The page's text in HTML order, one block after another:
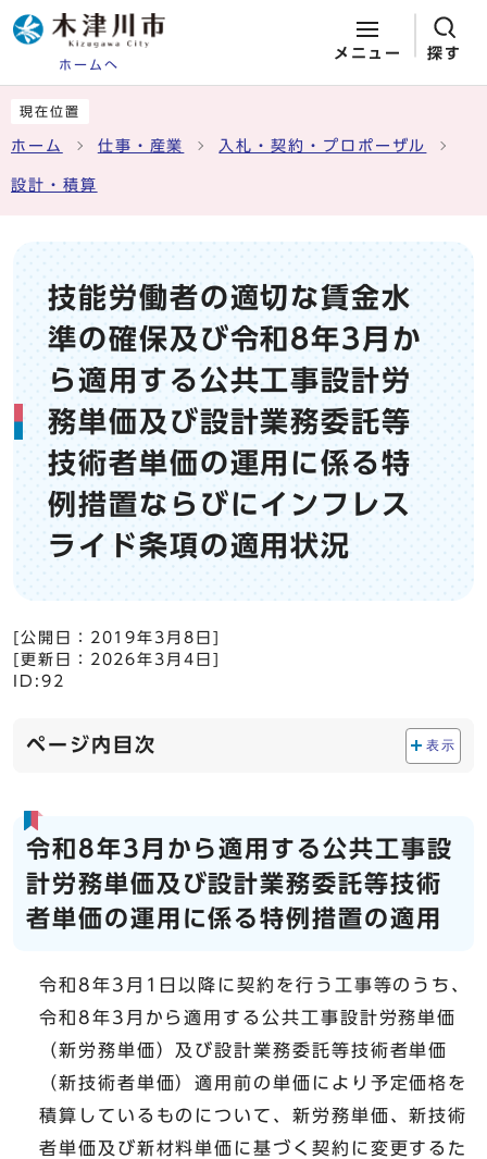
ホームへ
メニュー 探す
現在位置
ホーム 仕事・産業 入札・契約・プロポーザル
設計・積算
技能労働者の適切な賃金水
準の確保及び令和8年3月か
ら適用する公共工事設計労
務単価及び設計業務委託等
技術者単価の運用に係る特
例措置ならびにインフレス
ライド条項の適用状況
[公開日： 2019年3月8日
[更新日： 2026年3月4日
ID:92
ページ内目次 表示
令和8年3月から適用する公共工事設
計労務単価及び設計業務委託等技術
者単価の運用に係る特例措置の適用
令和8年3月1日以降に契約を行う工事等のうち、
令和8年3月から適用する公共工事設計労務単価
（新労務単価）及び設計業務委託等技術者単価
（新技術者単価）適用前の単価により予定価格を
積算しているものについて、新労務単価、新技術
者単価及び新材料単価に基づく契約に変更するた